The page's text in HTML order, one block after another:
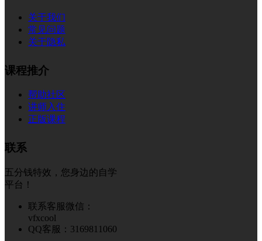
关于我们
常见问题
关于隐私
课程推介
帮助社区
讲师入住
正版课程
联系
五分钱特效，您身边的自学
平台！
联系客服微信：
vfxcool
QQ客服：3169811060